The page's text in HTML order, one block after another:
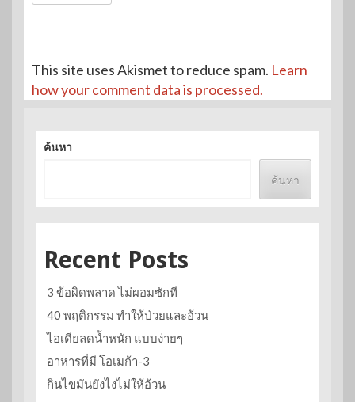
This site uses Akismet to reduce spam. Learn
how your comment data is processed.
ค้นหา
ค้นหา
Recent Posts
3 ข้อผิดพลาด ไม่ผอมซักที
40 พฤติกรรม ทำให้ป่วยและอ้วน
ไอเดียลดน้ำหนัก แบบง่ายๆ
อาหารที่มี โอเมก้า-3
กินไขมันยังไงไม่ให้อ้วน